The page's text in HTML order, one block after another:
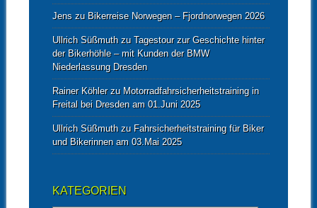
Jenszu Bikerreise Norwegen – Fjordnorwegen 2026
Ullrich Süßmuthzu Tagestour zur Geschichte hinter
der Bikerhöhle – mit Kunden der BMW
Niederlassung Dresden
Rainer Köhlerzu Motorradfahrsicherheitstraining in
Freital bei Dresden am 01.Juni 2025
Ullrich Süßmuthzu Fahrsicherheitstraining für Biker
und Bikerinnen am 03.Mai 2025
KATEGORIEN